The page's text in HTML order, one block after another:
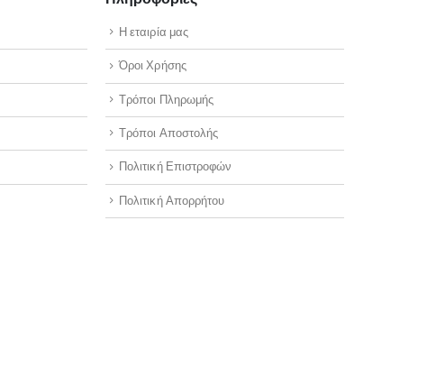
Η εταιρία μας
Όροι Χρήσης
Τρόποι Πληρωμής
Τρόποι Αποστολής
Πολιτική Επιστροφών
Πολιτική Απορρήτου